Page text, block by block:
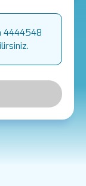
4444548